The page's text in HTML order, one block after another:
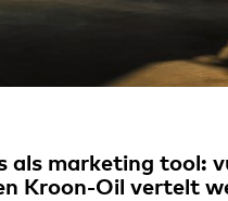
als marketing tool:
Kroon-Oil vertelt